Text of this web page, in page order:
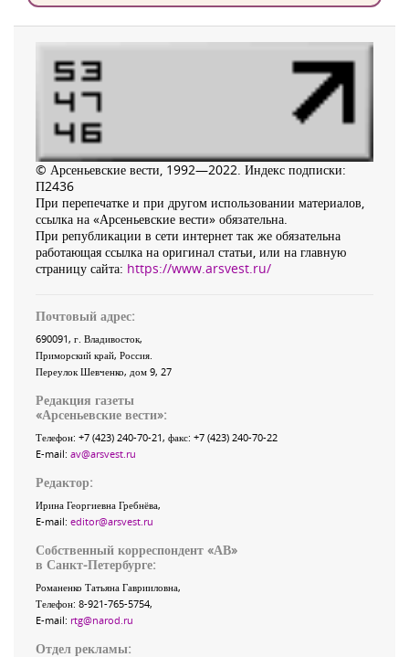
© Арсеньевские вести, 1992—2022. Индекс подписки:
П2436
При перепечатке и при другом использовании материалов,
ссылка на «Арсеньевские вести» обязательна.
При републикации в сети интернет так же обязательна
работающая ссылка на оригинал статьи, или на главную
страницу сайта: https://www.arsvest.ru/
Почтовый адрес:
690091, г. Владивосток,
Приморский край, Россия
Переулок Шевченко, дом 9, 27
Редакция газеты
«Арсеньевские вести»:
Телефон: +7 (423) 240-70-21, факс: +7 (423) 240-70-22
E-mail: av@arsvest.ru
Редактор:
Ирина Георгиевна Гребнёва,
E-mail: editor@arsvest.ru
Собственный корреспондент «АВ»
в Санкт-Петербурге:
Романенко Татьяна Гаврииловна,
Телефон: 8-921-765-5754,
E-mail: rtg@narod.ru
Отдел рекламы: